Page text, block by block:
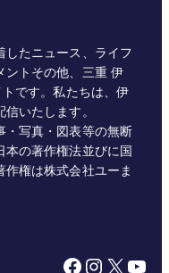
したニュース、ライフ
ントその他、三重 伊
です。私たちは、伊
いたします。
写真・図表等の無断
の著作権法並びに国
権は株式会社ユーま
Facebook Instagram X YouTube